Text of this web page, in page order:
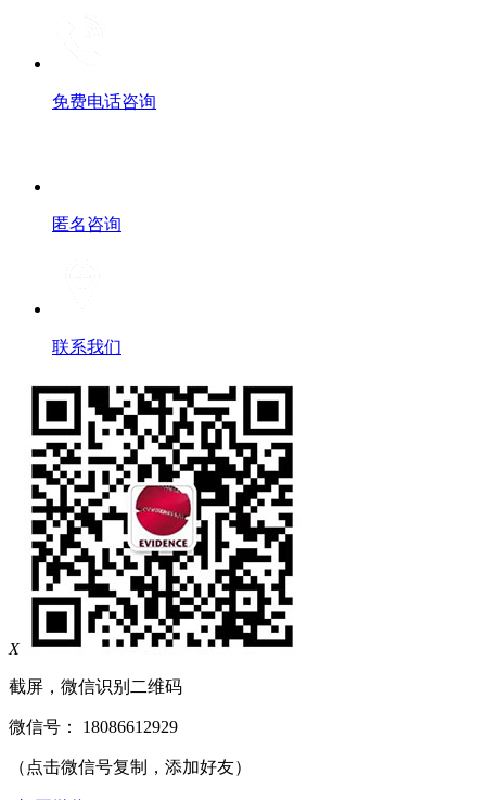
免费电话咨询
匿名咨询
联系我们
X
截屏，微信识别二维码
微信号： 18086612929
（点击微信号复制，添加好友）